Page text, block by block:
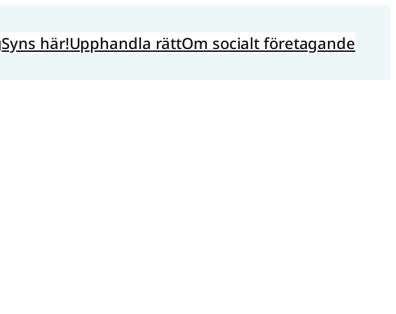
Syns här!Upphandla rättOm socialt företagande